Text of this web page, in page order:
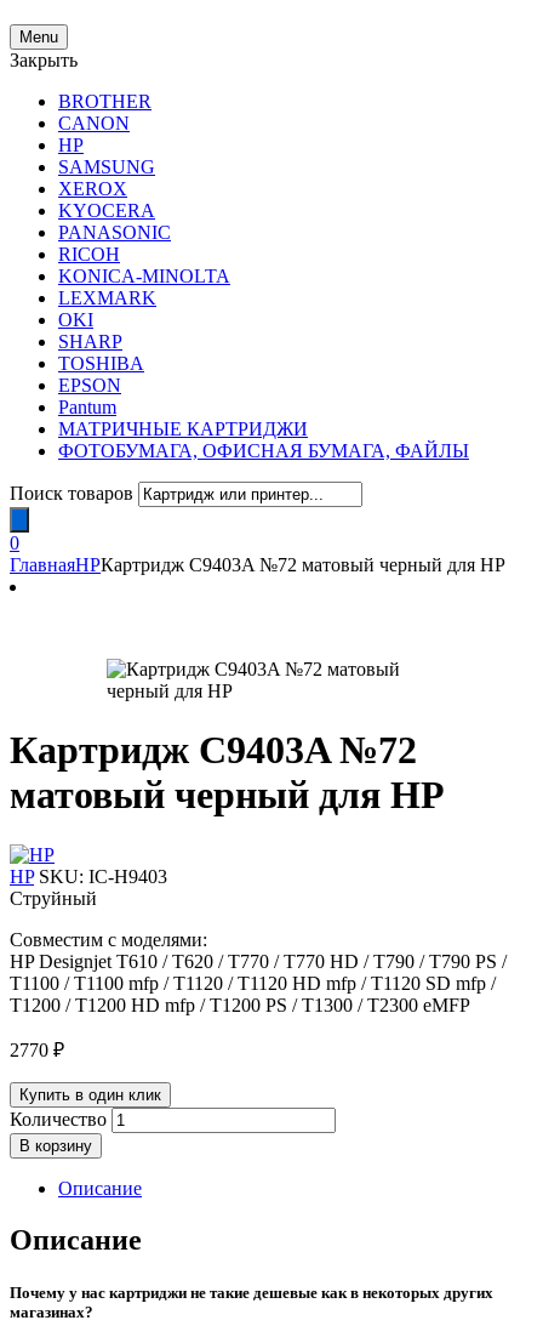
Menu
Закрыть
BROTHER
CANON
HP
SAMSUNG
XEROX
KYOCERA
PANASONIC
RICOH
KONICA-MINOLTA
LEXMARK
OKI
SHARP
TOSHIBA
EPSON
Pantum
МАТРИЧНЫЕ КАРТРИДЖИ
ФОТОБУМАГА, ОФИСНАЯ БУМАГА, ФАЙЛЫ
Поиск товаров
0
ГлавнаяHPКартридж C9403A №72 матовый черный для HP
Картридж C9403A №72
матовый черный для HP
HP SKU: IC-H9403
Струйный
Совместим с моделями:
HP Designjet T610 / T620 / T770 / T770 HD / T790 / T790 PS /
T1100 / T1100 mfp / T1120 / T1120 HD mfp / T1120 SD mfp /
T1200 / T1200 HD mfp / T1200 PS / T1300 / T2300 eMFP
2770 ₽
Купить в один клик
Количество
В корзину
Описание
Описание
Почему у нас картриджи не такие дешевые как в некоторых других
магазинах?